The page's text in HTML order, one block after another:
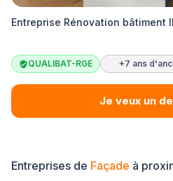
Entreprise Rénovation bâtiment
QUALIBAT-RGE +7 ans
Je veux un
Entreprises de Façade à